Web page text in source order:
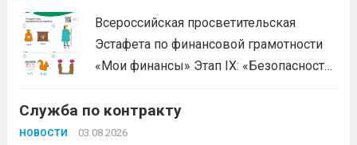
Всероссийская просветительская
Эстафета по финансовой грамотности
«Мои финансы» Этап IX: «Безопасность
портале: моифинансы.рф
#ЭстафетаМоиФинансы
Служба по контракту
НОВОСТИ 03.08.2026